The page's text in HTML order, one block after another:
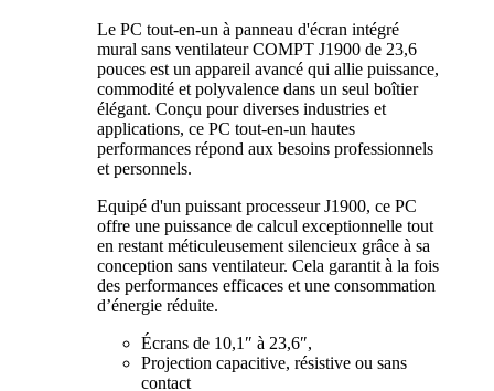
Le PC tout-en-un à panneau d'écran intégré
mural sans ventilateur COMPT J1900 de 23,6
pouces est un appareil avancé qui allie puissance,
commodité et polyvalence dans un seul boîtier
élégant. Conçu pour diverses industries et
applications, ce PC tout-en-un hautes
performances répond aux besoins professionnels
et personnels.
Equipé d'un puissant processeur J1900, ce PC
offre une puissance de calcul exceptionnelle tout
en restant méticuleusement silencieux grâce à sa
conception sans ventilateur. Cela garantit à la fois
des performances efficaces et une consommation
d’énergie réduite.
Écrans de 10,1″ à 23,6″,
Projection capacitive, résistive ou sans
contact